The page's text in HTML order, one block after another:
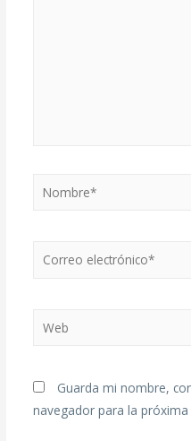
Guarda mi nombre,
navegador para la